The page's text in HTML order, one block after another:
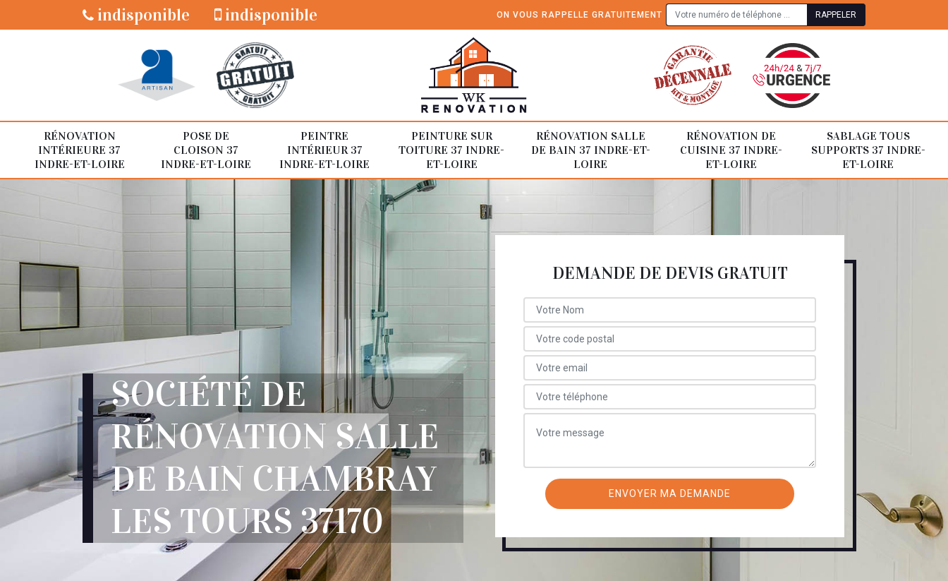
indisponible indisponible ON VOUS RAPPELLE GRATUITEMENT
RÉNOVATION
INTÉRIEURE 37
INDRE-ET-LOIRE
POSE DE
CLOISON 37
INDRE-ET-LOIRE
PEINTRE
INTÉRIEUR 37
INDRE-ET-LOIRE
PEINTURE SUR
TOITURE 37 INDRE-
ET-LOIRE
RÉNOVATION SALLE
DE BAIN 37 INDRE-ET-
LOIRE
RÉNOVATION DE
CUISINE 37 INDRE-
ET-LOIRE
SABLAGE TOUS
SUPPORTS 37 INDRE-
ET-LOIRE
SOCIÉTÉ DE
RÉNOVATION SALLE
DE BAIN CHAMBRAY
LES TOURS 37170
DEMANDE DE DEVIS GRATUIT